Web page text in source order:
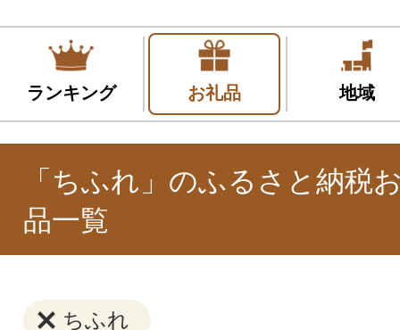
ランキング お礼品 地域
「ちふれ」のふるさと納税
品一覧
ちふれ